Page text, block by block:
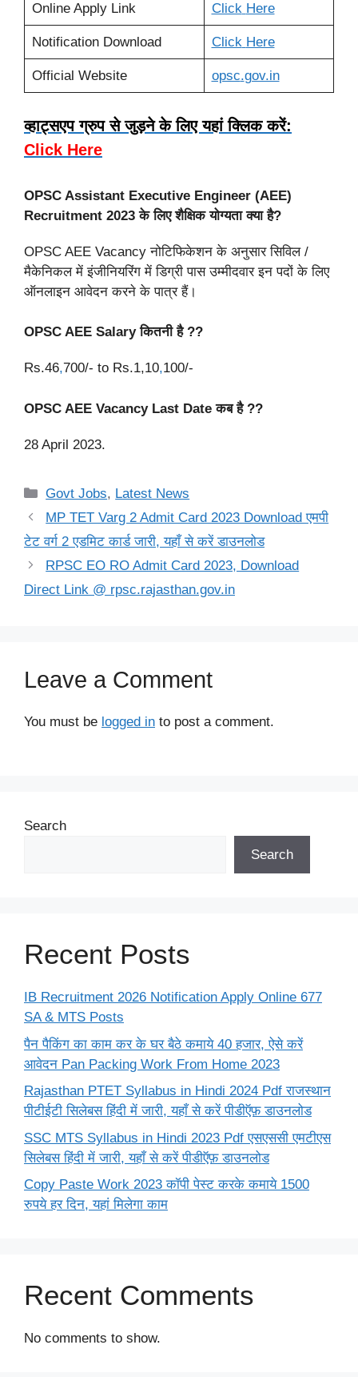
Online Apply Link Click Here
Notification Download Click Here
Official Website opsc.gov.in
व्हाट्सएप ग्रुप से जुड़ने के लिए यहां क्लिक करें:
Click Here
OPSC Assistant Executive Engineer (AEE)
Recruitment 2023 के लिए शैक्षिक योग्यता क्या है?
OPSC AEE Vacancy नोटिफिकेशन के अनुसार सिविल /
मैकेनिकल में इंजीनियरिंग में डिग्री पास उम्मीदवार इन पदों के लिए
ऑनलाइन आवेदन करने के पात्र हैं।
OPSC AEE Salaryकितनी है ??
Rs.46,700/- to Rs.1,10,100/-
OPSC AEE Vacancy Last Date कब है ??
28 April 2023.
Categories
Govt Jobs, Latest News
MP TET Varg 2 Admit Card 2023 Download एमपी
टेट वर्ग 2 एडमिट कार्ड जारी, यहाँ से करें डाउनलोड
RPSC EO RO Admit Card 2023, Download
Direct Link @ rpsc.rajasthan.gov.in
Leave a Comment
You must be logged in to post a comment.
Search
Search
Recent Posts
IB Recruitment 2026 Notification Apply Online 677
SA & MTS Posts
पैन पैकिंग का काम कर के घर बैठे कमाये 40 हजार, ऐसे करें
आवेदन Pan Packing Work From Home 2023
Rajasthan PTET Syllabus in Hindi 2024 Pdf राजस्थान
पीटीईटी सिलेबस हिंदी में जारी, यहाँ से करें पीडीऍफ़ डाउनलोड
SSC MTS Syllabus in Hindi 2023 Pdf एसएससी एमटीएस
सिलेबस हिंदी में जारी, यहाँ से करें पीडीऍफ़ डाउनलोड
Copy Paste Work 2023 कॉपी पेस्ट करके कमाये 1500
रुपये हर दिन, यहां मिलेगा काम
Recent Comments
No comments to show.